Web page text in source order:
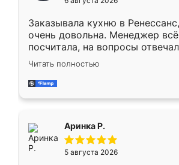
мебели буду заказывать
Заказывала кухню в
очень довольна. Менеджер
посчитала, на вопросы
Замерщик приехал в субботу,
делу со всей
за день, ребята работали
Читать полностью
Аринка Р.
5 августа 2026